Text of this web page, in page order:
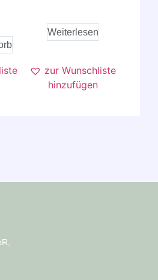
Weiterlesen
zur Wunschliste
hinzufügen